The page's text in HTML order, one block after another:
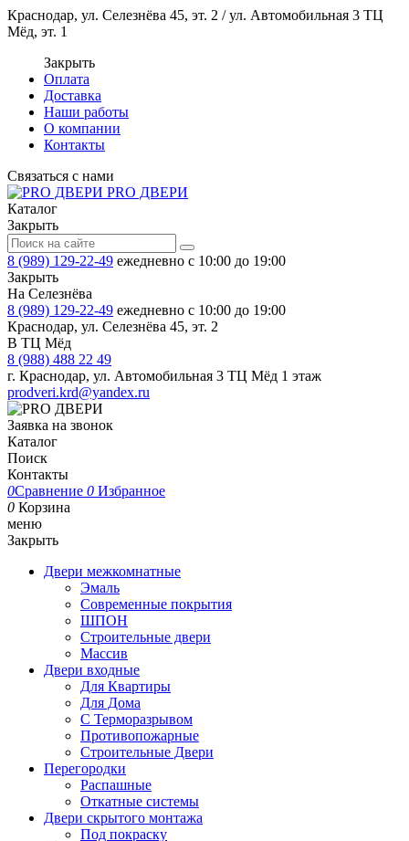
Краснодар, ул. Селезнёва 45, эт. 2 / ул. Автомобильная 3 ТЦ
Мёд, эт. 1
Закрыть
Оплата
Доставка
Наши работы
О компании
Контакты
Связаться с нами
PRO ДВЕРИ
Каталог
Закрыть
8 (989) 129-22-49 ежедневно с 10:00 до 19:00
Закрыть
На Селезнёва
8 (989) 129-22-49 ежедневно с 10:00 до 19:00
Краснодар, ул. Селезнёва 45, эт. 2
В ТЦ Мёд
8 (988) 488 22 49
г. Краснодар, ул. Автомобильная 3 ТЦ Мёд 1 этаж
prodveri.krd@yandex.ru
Заявка на звонок
Каталог
Поиск
Контакты
0Сравнение 0 Избранное
0 Корзина
меню
Закрыть
Двери межкомнатные
Эмаль
Современные покрытия
ШПОН
Строительные двери
Массив
Двери входные
Для Квартиры
Для Дома
С Терморазрывом
Противопожарные
Строительные Двери
Перегородки
Распашные
Откатные системы
Двери скрытого монтажа
Под покраску